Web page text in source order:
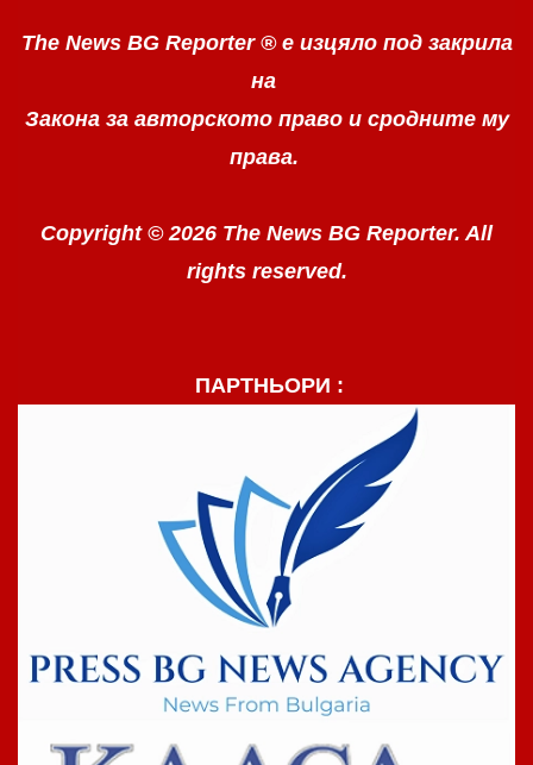
The News BG Reporter ® е изцяло под закрила
на
Закона за авторското право и сродните му
права.
Copyright © 2026 The News BG Reporter. All
rights reserved.
ПАРТНЬОРИ :